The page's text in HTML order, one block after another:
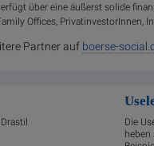
über eine äußerst solide
Offices, PrivatinvestorInnen,
Partner auf boerse-
Die
heben